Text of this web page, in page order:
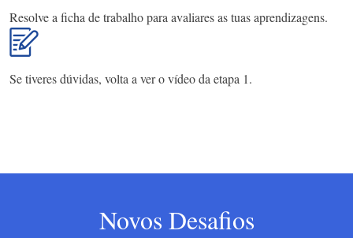
Resolve a ficha de trabalho para avaliares as tuas aprendizagens.
Se tiveres dúvidas, volta a ver o vídeo da etapa 1.
Novos Desafios